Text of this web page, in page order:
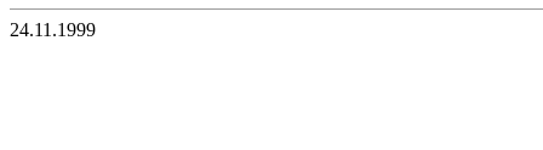
24.11.1999